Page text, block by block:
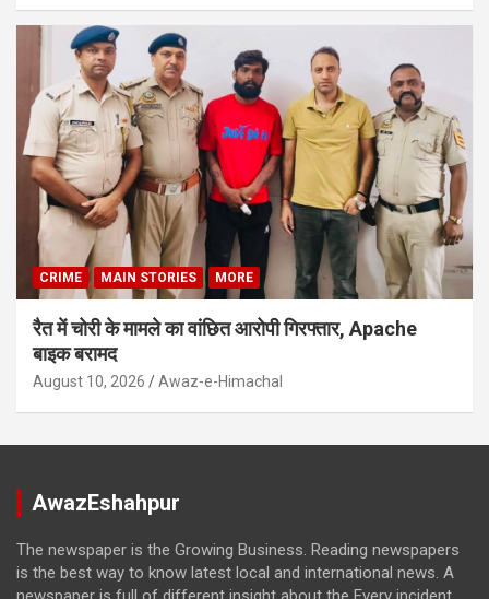
CRIME MAIN STORIES MORE
रैत में चोरी के मामले का वांछित आरोपी गिरफ्तार, Apache
बाइक बरामद
August 10, 2026 Awaz-e-Himachal
AwazEshahpur
The newspaper is the Growing Business. Reading newspapers
is the best way to know latest local and international news. A